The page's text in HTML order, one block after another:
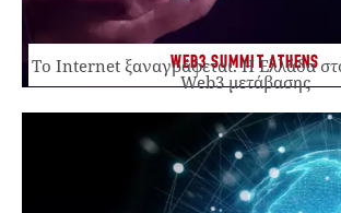
WEB3 SUMMIT ATHENS
Το Internet ξαναγράφεται. Η Ελλάδα
Web3 μετάβασης